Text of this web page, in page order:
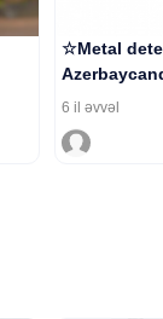
☆Metal
6 il əvvəl